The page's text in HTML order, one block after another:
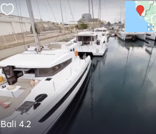
Bali 4.2